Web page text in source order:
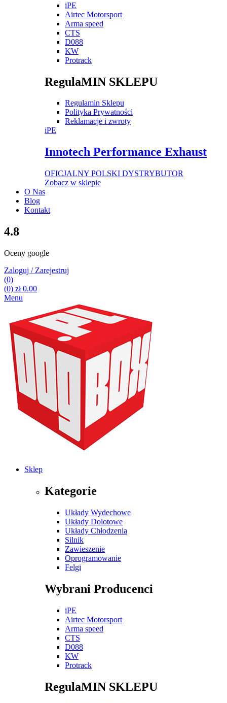
iPE
Airtec Motorsport
Arma speed
CTS
D088
KW
Protrack
RegulaMIN SKLEPU
Regulamin Sklepu
Polityka Prywatności
Reklamacje i zwroty
iPE
Innotech Performance Exhaust
OFICJALNY POLSKI DYSTRYBUTOR
Zobacz w sklepie
O Nas
Blog
Kontakt
4.8
Oceny google
Zaloguj / Zarejestruj
(0)
(0) zł0.00
Menu
Sklep
Kategorie
Układy Wydechowe
Układy Dolotowe
Układy Chłodzenia
Silnik
Zawieszenie
Oprogramowanie
Felgi
Wybrani Producenci
iPE
Airtec Motorsport
Arma speed
CTS
D088
KW
Protrack
RegulaMIN SKLEPU